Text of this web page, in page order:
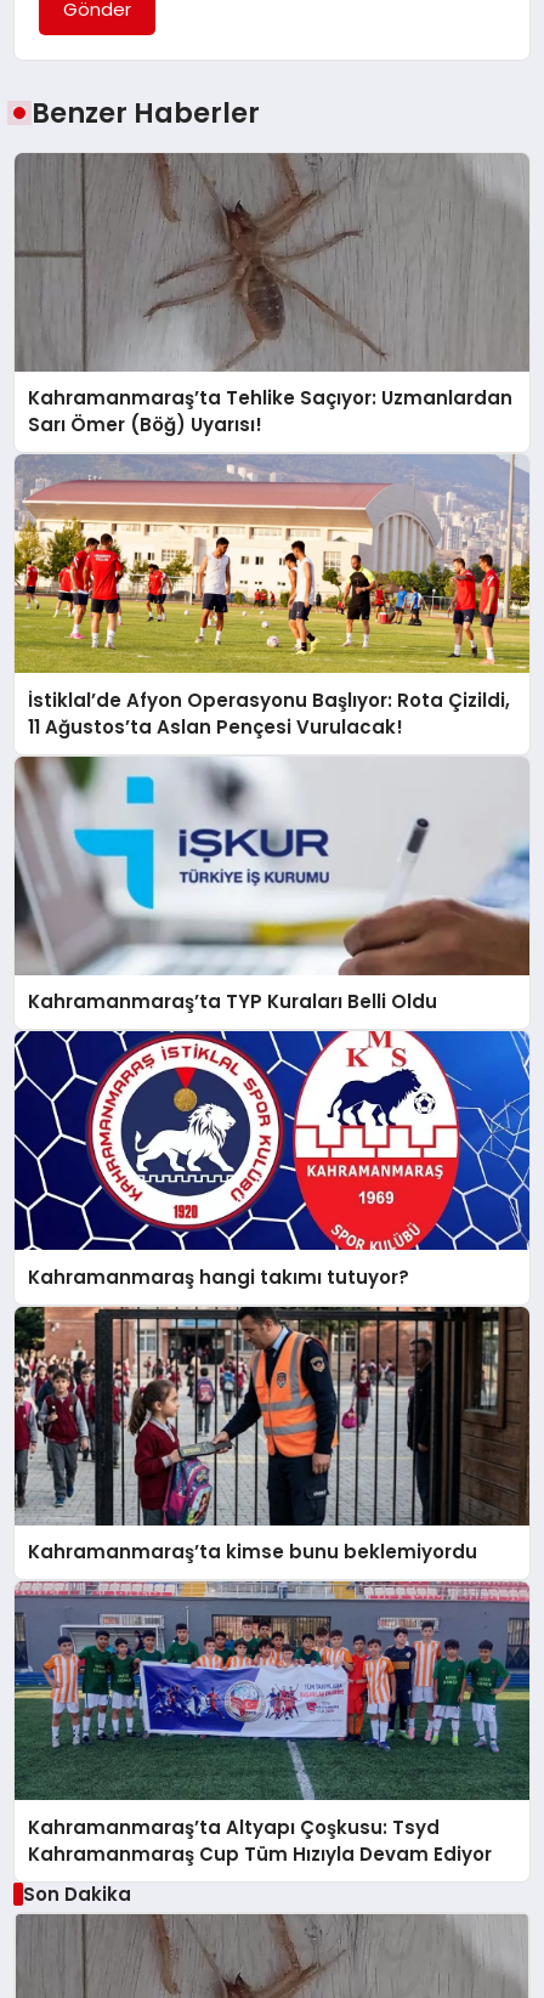
Gönder
Benzer Haberler
Kahramanmaraş’ta Tehlike Saçıyor: Uzmanlardan
Sarı Ömer (Böğ) Uyarısı!
İstiklal’de Afyon Operasyonu Başlıyor: Rota Çizildi,
11 Ağustos’ta Aslan Pençesi Vurulacak!
Kahramanmaraş’ta TYP Kuraları Belli Oldu
Kahramanmaraş hangi takımı tutuyor?
Kahramanmaraş’ta kimse bunu beklemiyordu
Kahramanmaraş’ta Altyapı Çoşkusu: Tsyd
Kahramanmaraş Cup Tüm Hızıyla Devam Ediyor
Son Dakika